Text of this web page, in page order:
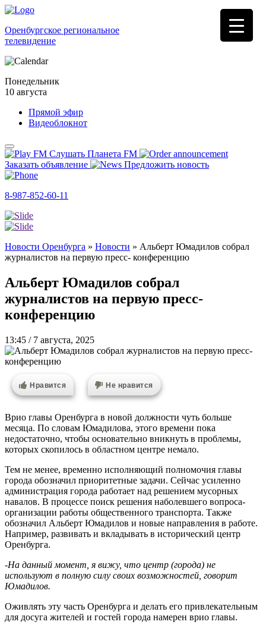
Оренбургское региональное
телевидение
Понедельник
10 августа
Прямой эфир
Видеоблокнот
Слушать Планета FM
Заказать объявление
Предложить новость
8-987-852-60-11
Новости Оренбурга » Новости » Альберт Юмадилов собрал
журналистов на первую пресс- конференцию
Альберт Юмадилов собрал
журналистов на первую пресс-
конференцию
13:45 / 7 августа, 2025
Нравится Не нравится
Врио главы Оренбурга в новой должности чуть больше
месяца. По словам Юмадилова, этого времени пока
недостаточно, чтобы основательно вникнуть в проблемы,
которых скопилось в областном центре немало.
Тем не менее, временно исполняющий полномочия главы
города обозначил приоритетные задачи. Сейчас усиленно
администрация города работает над решением мусорных
навалов. В процессе поиск решения наболевшего вопроса-
организации работы общественного транспорта. Также
обозначил Альберт Юмадилов и новые направления в работе.
Например, развивать и вкладывать в исторический центр
Оренбурга.
-На данный момент, я вижу, что центр (города) не
используют в полную силу своих возможностей, говорит
Юмадилов.
Оживлять эту часть Оренбурга и делать его привлекательным
для досуга жителей и гостей города намерен врио главы.